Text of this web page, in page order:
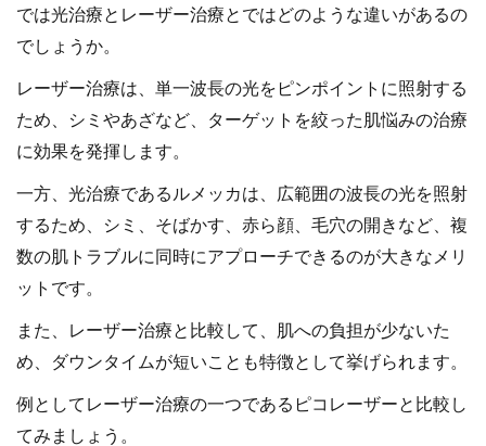
では光治療とレーザー治療とではどのような違いがあるの
でしょうか。
レーザー治療は、単一波長の光をピンポイントに照射する
ため、シミやあざなど、ターゲットを絞った肌悩みの治療
に効果を発揮します。
一方、光治療であるルメッカは、広範囲の波長の光を照射
するため、シミ、そばかす、赤ら顔、毛穴の開きなど、複
数の肌トラブルに同時にアプローチできるのが大きなメリ
ットです。
また、レーザー治療と比較して、肌への負担が少ないた
め、ダウンタイムが短いことも特徴として挙げられます。
例としてレーザー治療の一つであるピコレーザーと比較し
てみましょう。